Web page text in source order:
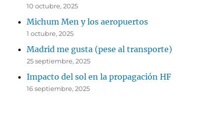
10 octubre, 2025
Michum Men y los aeropuertos
1 octubre, 2025
Madrid me gusta (pese al transporte)
25 septiembre, 2025
Impacto del sol en la propagación HF
16 septiembre, 2025